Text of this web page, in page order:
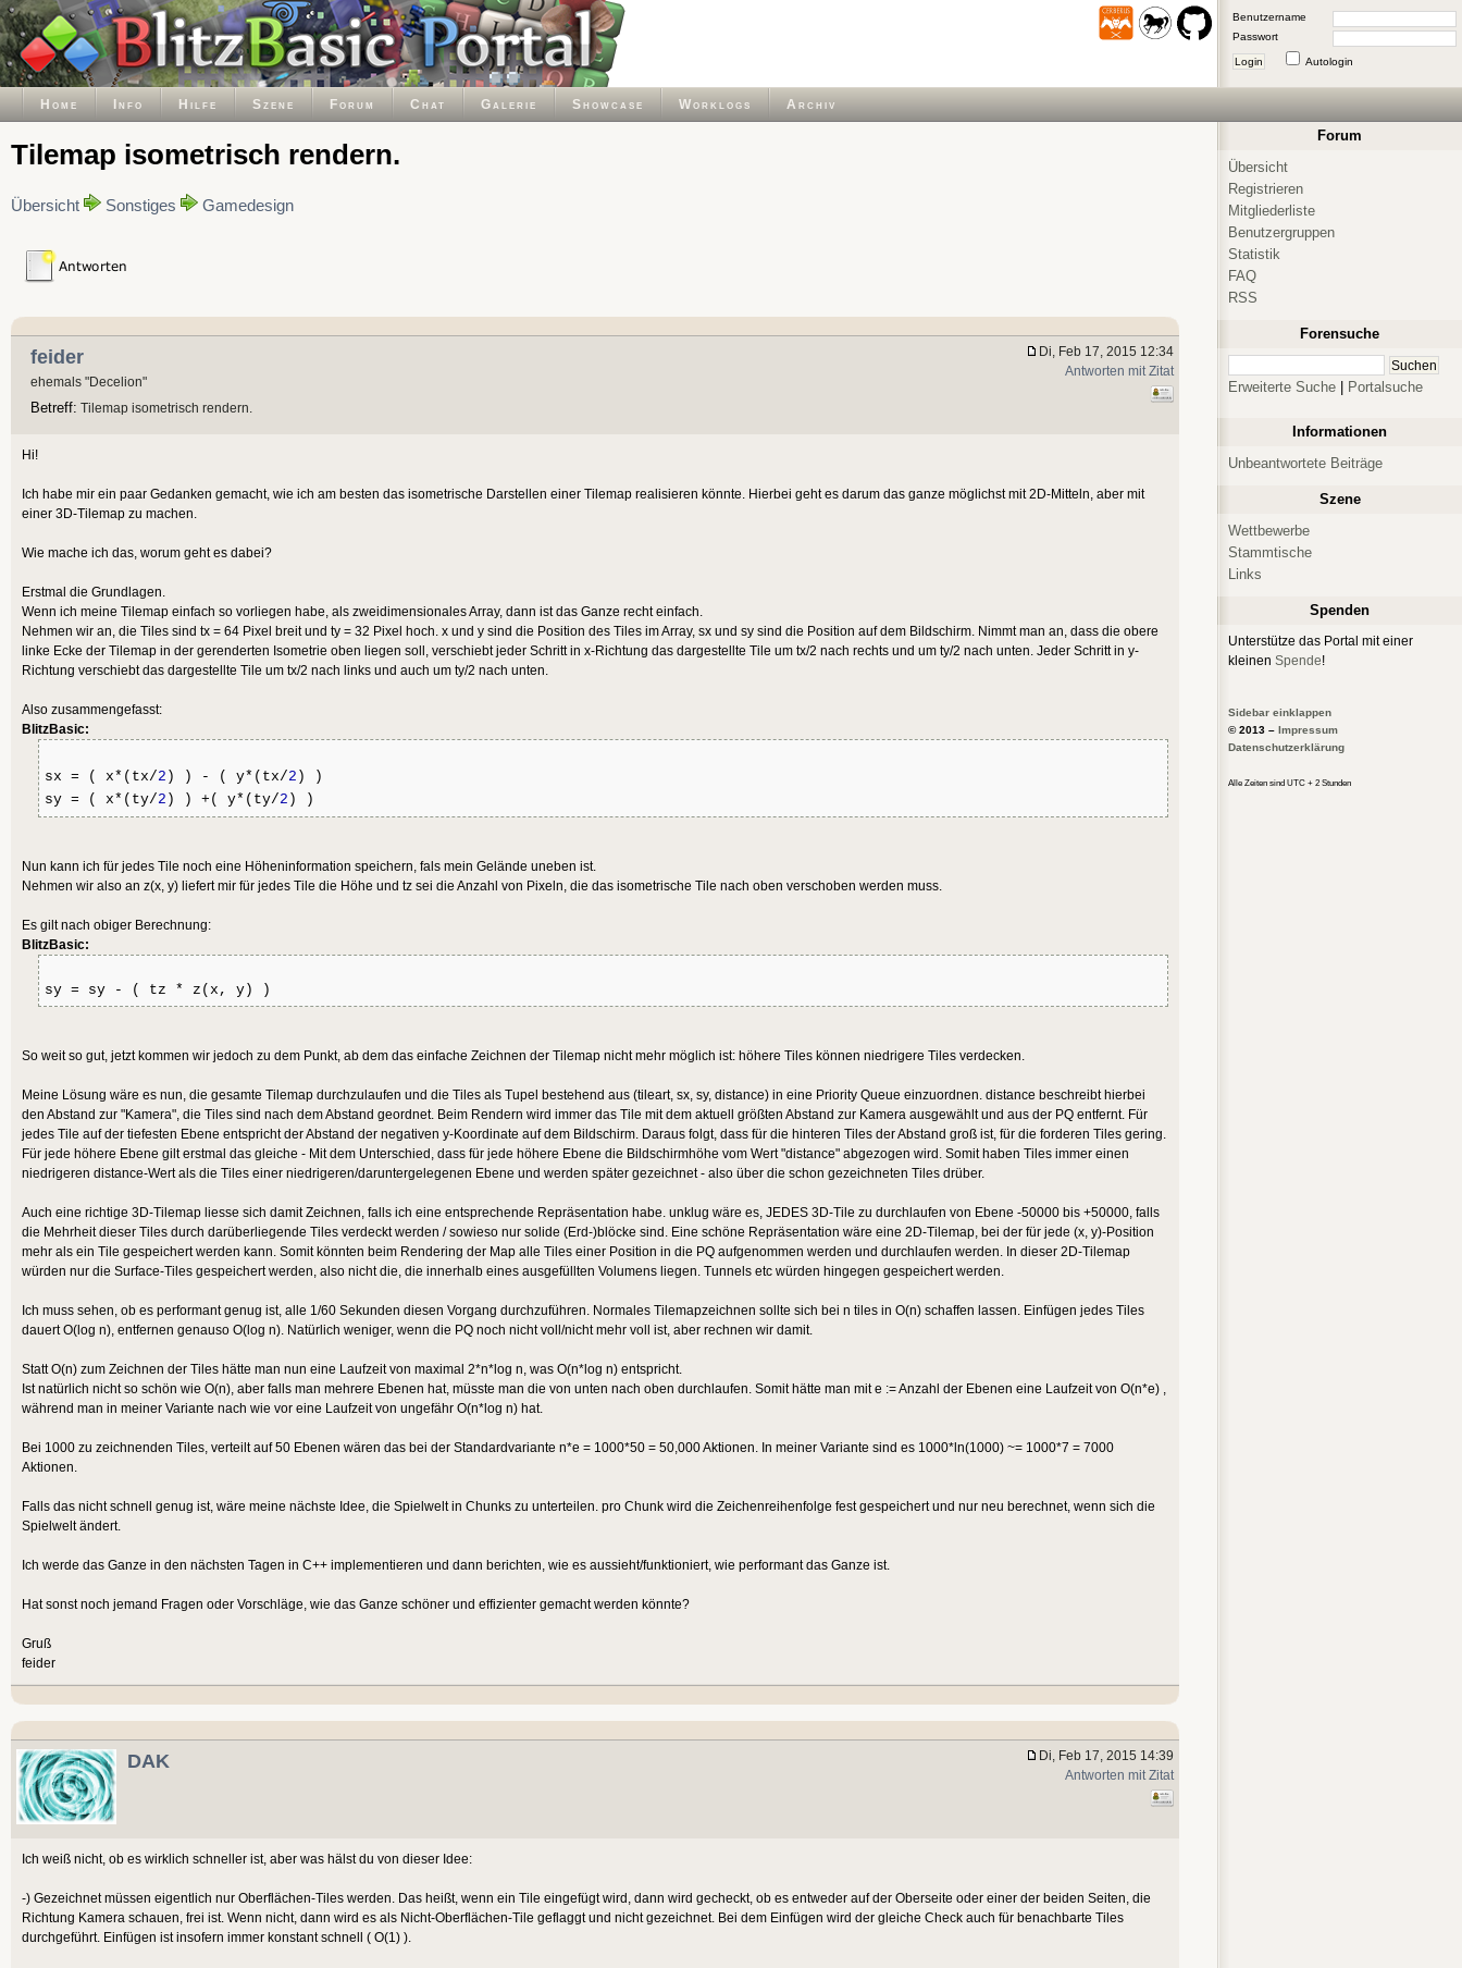
Benutzername
Passwort
Login Autologin
Home Info Hilfe Szene Forum Chat Galerie Showcase Worklogs Archiv
Tilemap isometrisch rendern.
Übersicht Sonstiges Gamedesign
feider
ehemals "Decelion"
Betreff: Tilemap isometrisch rendern.
Di, Feb 17, 2015 12:34
Antworten mit Zitat
Hi!
Ich habe mir ein paar Gedanken gemacht, wie ich am besten das isometrische Darstellen einer Tilemap realisieren könnte. Hierbei geht es darum das ganze möglichst mit 2D-Mitteln, aber mit
einer 3D-Tilemap zu machen.
Wie mache ich das, worum geht es dabei?
Erstmal die Grundlagen.
Wenn ich meine Tilemap einfach so vorliegen habe, als zweidimensionales Array, dann ist das Ganze recht einfach.
Nehmen wir an, die Tiles sind tx = 64 Pixel breit und ty = 32 Pixel hoch. x und y sind die Position des Tiles im Array, sx und sy sind die Position auf dem Bildschirm. Nimmt man an, dass die obere
linke Ecke der Tilemap in der gerenderten Isometrie oben liegen soll, verschiebt jeder Schritt in x-Richtung das dargestellte Tile um tx/2 nach rechts und um ty/2 nach unten. Jeder Schritt in y-
Richtung verschiebt das dargestellte Tile um tx/2 nach links und auch um ty/2 nach unten.
Also zusammengefasst:
BlitzBasic:
sx = ( x*(tx/2 ) ) - ( y*(tx/2 ) )
sy = ( x*(ty/2 ) ) +( y*(ty/2 ) )
Nun kann ich für jedes Tile noch eine Höheninformation speichern, fals mein Gelände uneben ist.
Nehmen wir also an z(x, y) liefert mir für jedes Tile die Höhe und tz sei die Anzahl von Pixeln, die das isometrische Tile nach oben verschoben werden muss.
Es gilt nach obiger Berechnung:
BlitzBasic:
sy = sy - ( tz * z(x, y) )
So weit so gut, jetzt kommen wir jedoch zu dem Punkt, ab dem das einfache Zeichnen der Tilemap nicht mehr möglich ist: höhere Tiles können niedrigere Tiles verdecken.
Meine Lösung wäre es nun, die gesamte Tilemap durchzulaufen und die Tiles als Tupel bestehend aus (tileart, sx, sy, distance) in eine Priority Queue einzuordnen. distance beschreibt hierbei
den Abstand zur "Kamera", die Tiles sind nach dem Abstand geordnet. Beim Rendern wird immer das Tile mit dem aktuell größten Abstand zur Kamera ausgewählt und aus der PQ entfernt. Für
jedes Tile auf der tiefesten Ebene entspricht der Abstand der negativen y-Koordinate auf dem Bildschirm. Daraus folgt, dass für die hinteren Tiles der Abstand groß ist, für die forderen Tiles gering.
Für jede höhere Ebene gilt erstmal das gleiche - Mit dem Unterschied, dass für jede höhere Ebene die Bildschirmhöhe vom Wert "distance" abgezogen wird. Somit haben Tiles immer einen
niedrigeren distance-Wert als die Tiles einer niedrigeren/daruntergelegenen Ebene und werden später gezeichnet - also über die schon gezeichneten Tiles drüber.
Auch eine richtige 3D-Tilemap liesse sich damit Zeichnen, falls ich eine entsprechende Repräsentation habe. unklug wäre es, JEDES 3D-Tile zu durchlaufen von Ebene -50000 bis +50000, falls
die Mehrheit dieser Tiles durch darüberliegende Tiles verdeckt werden / sowieso nur solide (Erd-)blöcke sind. Eine schöne Repräsentation wäre eine 2D-Tilemap, bei der für jede (x, y)-Position
mehr als ein Tile gespeichert werden kann. Somit könnten beim Rendering der Map alle Tiles einer Position in die PQ aufgenommen werden und durchlaufen werden. In dieser 2D-Tilemap
würden nur die Surface-Tiles gespeichert werden, also nicht die, die innerhalb eines ausgefüllten Volumens liegen. Tunnels etc würden hingegen gespeichert werden.
Ich muss sehen, ob es performant genug ist, alle 1/60 Sekunden diesen Vorgang durchzuführen. Normales Tilemapzeichnen sollte sich bei n tiles in O(n) schaffen lassen. Einfügen jedes Tiles
dauert O(log n), entfernen genauso O(log n). Natürlich weniger, wenn die PQ noch nicht voll/nicht mehr voll ist, aber rechnen wir damit.
Statt O(n) zum Zeichnen der Tiles hätte man nun eine Laufzeit von maximal 2*n*log n, was O(n*log n) entspricht.
Ist natürlich nicht so schön wie O(n), aber falls man mehrere Ebenen hat, müsste man die von unten nach oben durchlaufen. Somit hätte man mit e := Anzahl der Ebenen eine Laufzeit von O(n*e) ,
während man in meiner Variante nach wie vor eine Laufzeit von ungefähr O(n*log n) hat.
Bei 1000 zu zeichnenden Tiles, verteilt auf 50 Ebenen wären das bei der Standardvariante n*e = 1000*50 = 50,000 Aktionen. In meiner Variante sind es 1000*ln(1000) ~= 1000*7 = 7000
Aktionen.
Falls das nicht schnell genug ist, wäre meine nächste Idee, die Spielwelt in Chunks zu unterteilen. pro Chunk wird die Zeichenreihenfolge fest gespeichert und nur neu berechnet, wenn sich die
Spielwelt ändert.
Ich werde das Ganze in den nächsten Tagen in C++ implementieren und dann berichten, wie es aussieht/funktioniert, wie performant das Ganze ist.
Hat sonst noch jemand Fragen oder Vorschläge, wie das Ganze schöner und effizienter gemacht werden könnte?
Gruß
feider
DAK
Di, Feb 17, 2015 14:39
Antworten mit Zitat
Ich weiß nicht, ob es wirklich schneller ist, aber was hälst du von dieser Idee:
-) Gezeichnet müssen eigentlich nur Oberflächen-Tiles werden. Das heißt, wenn ein Tile eingefügt wird, dann wird gecheckt, ob es entweder auf der Oberseite oder einer der beiden Seiten, die
Richtung Kamera schauen, frei ist. Wenn nicht, dann wird es als Nicht-Oberflächen-Tile geflaggt und nicht gezeichnet. Bei dem Einfügen wird der gleiche Check auch für benachbarte Tiles
durchgeführt. Einfügen ist insofern immer konstant schnell ( O(1) ).
Forum
Übersicht
Registrieren
Mitgliederliste
Benutzergruppen
Statistik
FAQ
RSS
Forensuche
Erweiterte Suche Portalsuche
Informationen
Unbeantwortete Beiträge
Szene
Wettbewerbe
Stammtische
Links
Spenden
Unterstütze das Portal mit einer
kleinen Spende!
Sidebar einklappen
© 2013 – Impressum
Datenschutzerklärung
Alle Zeiten sind UTC + 2 Stunden